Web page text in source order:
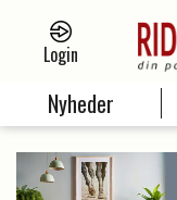
Login
Nyheder